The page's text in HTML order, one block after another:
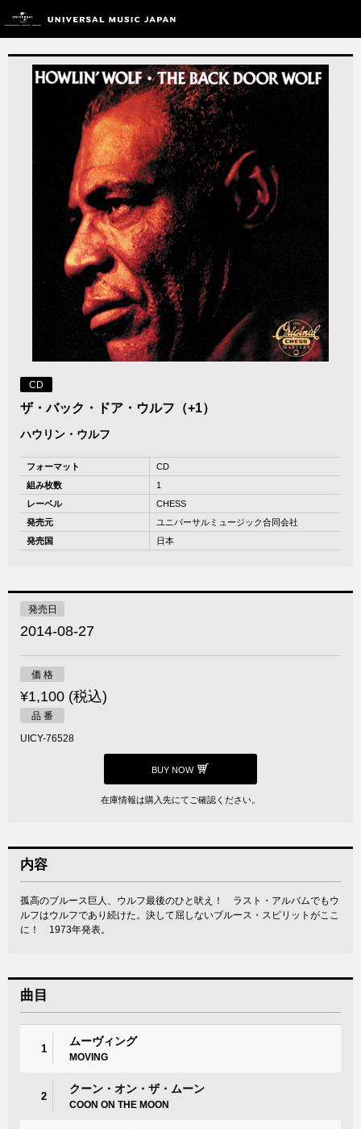
CD
ザ・バック・ドア・ウルフ（+1）
ハウリン・ウルフ
フォーマット
CD
組み枚数
1
レーベル
CHESS
発売元
ユニバーサルミュージック合同会社
発売国
日本
発売日
2014-08-27
価 格
¥1,100 (税込)
品 番
UICY-76528
BUY NOW
在庫情報は購入先にてご確認ください。
内容
孤高のブルース巨人、ウルフ最後のひと吠え！ ラスト・アルバムでもウ
ルフはウルフであり続けた。決して屈しないブルース・スピリットがここ
に！ 1973年発表。
曲目
1
ムーヴィング
MOVING
2
クーン・オン・ザ・ムーン
COON ON THE MOON